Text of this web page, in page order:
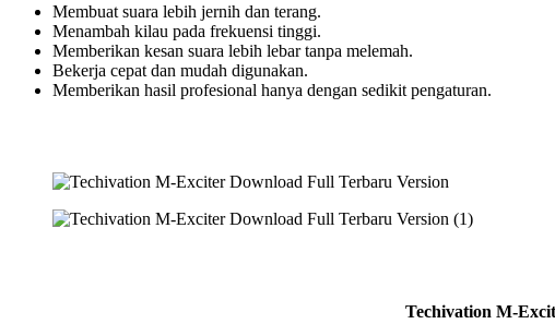
Membuat suara lebih jernih dan terang.
Menambah kilau pada frekuensi tinggi.
Memberikan kesan suara lebih lebar tanpa melemah.
Bekerja cepat dan mudah digunakan.
Memberikan hasil profesional hanya dengan sedikit pengaturan.
Techivation M-